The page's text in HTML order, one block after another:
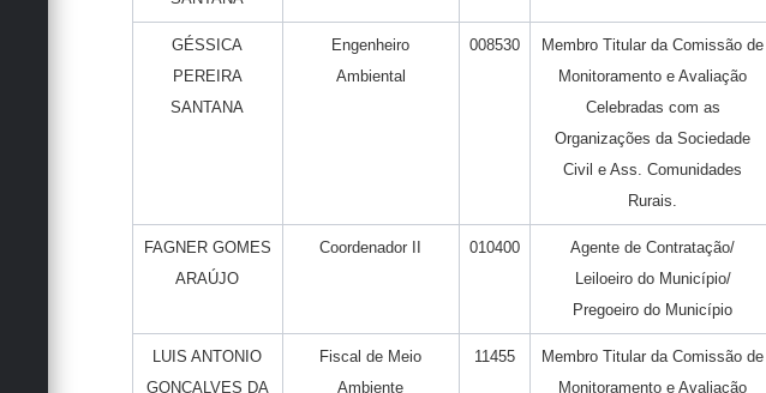
GÉSSICA
PEREIRA
SANTANA
Engenheiro
Ambiental
008530
Membro Titular da Comissão de
Monitoramento e Avaliação
Celebradas com as
Organizações da Sociedade
Civil e Ass. Comunidades
Rurais.
FAGNER GOMES
ARAÚJO
Coordenador II 010400
Agente de Contratação/
Leiloeiro do Município/
Pregoeiro do Município
LUIS ANTONIO
GONCALVES DA
Fiscal de Meio
Ambiente
11455
Membro Titular da Comissão de
Monitoramento e Avaliação